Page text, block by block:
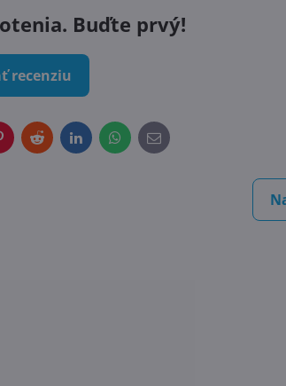
Buďte prvý!
recenziu
RedditLinkedInWhatsApp
E-
mail